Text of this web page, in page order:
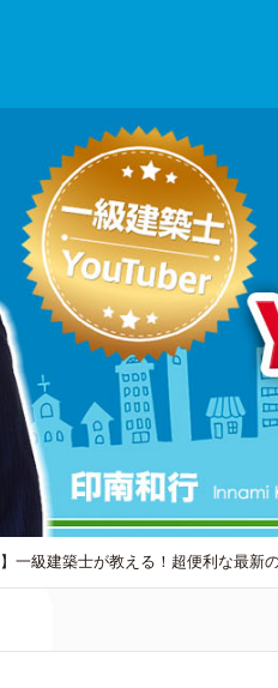
】一級建築士が教える！超便利な最新